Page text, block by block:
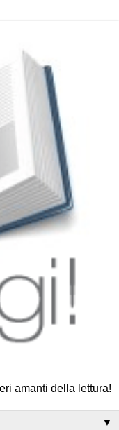
amanti della lettura!
▼